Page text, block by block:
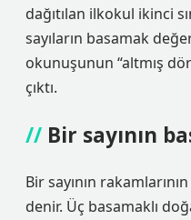
dağıtılan ilkokul ikinci
sayıların basamak
okunuşunun “altmış
çıktı.
Bir sayının
Bir sayının
denir. Üç basamaklı